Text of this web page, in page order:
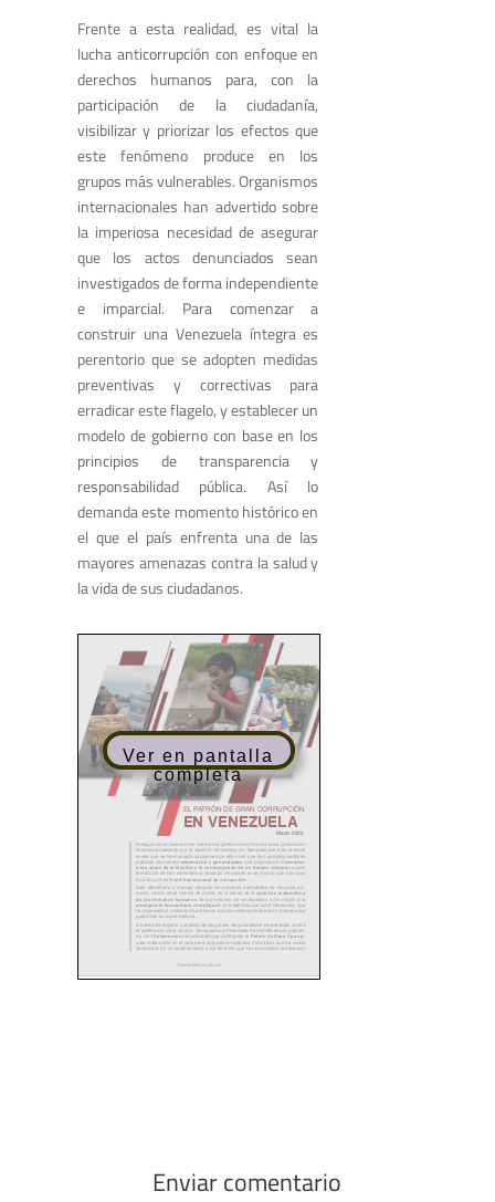
Frente a esta realidad, es vital la
lucha anticorrupción con enfoque en
derechos humanos para, con la
participación de la ciudadanía,
visibilizar y priorizar los efectos que
este fenómeno produce en los
grupos más vulnerables. Organismos
internacionales han advertido sobre
la imperiosa necesidad de asegurar
que los actos denunciados sean
investigados de forma independiente
e imparcial. Para comenzar a
construir una Venezuela íntegra es
perentorio que se adopten medidas
preventivas y correctivas para
erradicar este flagelo, y establecer un
modelo de gobierno con base en los
principios de transparencia y
responsabilidad pública. Así lo
demanda este momento histórico en
el que el país enfrenta una de las
mayores amenazas contra la salud y
la vida de sus ciudadanos.
Ver en pantalla
completa
Enviar comentario